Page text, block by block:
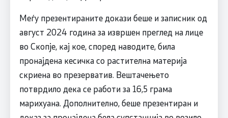
Меѓу презентираните докази беше и записник од
август 2024 година за извршен преглед на лице
во Скопје, кај кое, според наводите, била
пронајдена кесичка со растителна материја
скриена во презерватив. Вештачењето
потврдило дека се работи за 16,5 грама
марихуана. Дополнително, беше презентиран и